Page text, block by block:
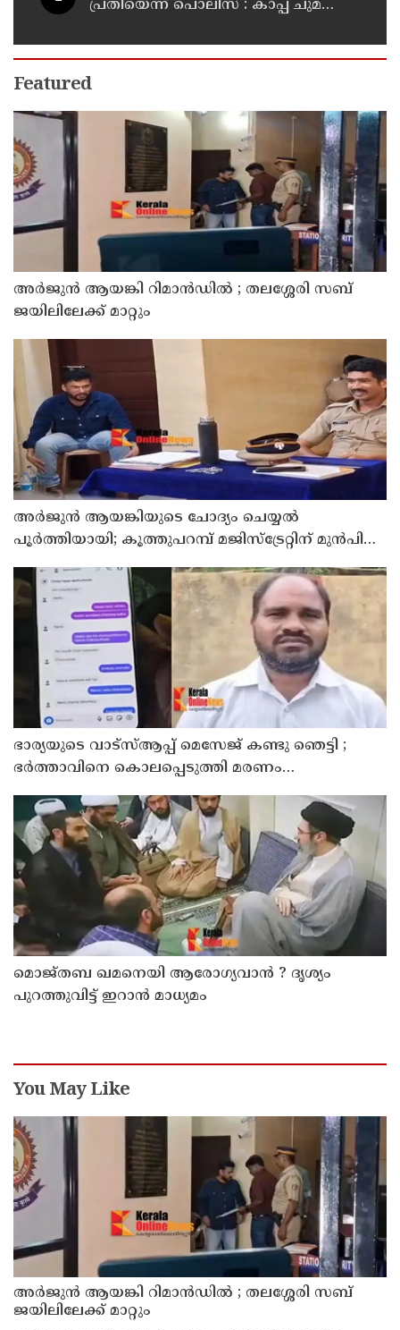
പ്രതിയെന്ന് പൊലിസ് : കാപ്പ ചുമത്തി
Featured
അര്‍ജുന്‍ ആയങ്കി റിമാന്‍ഡില്‍ ; തലശ്ശേരി സബ്
ജയിലിലേക്ക് മാറ്റും
അര്‍ജുന്‍ ആയങ്കിയുടെ ചോദ്യം ചെയ്യല്‍
പൂര്‍ത്തിയായി; കൂത്തുപറമ്പ് മജിസ്ട്രേറ്റിന് മുൻപില്‍
ഹാജരാക്കും
ഭാര്യയുടെ വാട്സ്ആപ്പ് മെസേജ് കണ്ടു ഞെട്ടി ;
ഭര്‍ത്താവിനെ കൊലപ്പെടുത്തി മരണം
റോഡപകടമാക്കി മാറ്റാന്‍ കാമുകനുമായി
പദ്ധതിയിട്ട യുവതിയും സുഹൃത്തും ഒളിവില്‍
മൊജ്തബ ഖമനെയി ആരോഗ്യവാന്‍ ? ദൃശ്യം
പുറത്തുവിട്ട് ഇറാന്‍ മാധ്യമം
You May Like
അര്‍ജുന്‍ ആയങ്കി റിമാന്‍ഡില്‍ ; തലശ്ശേരി സബ്
ജയിലിലേക്ക് മാറ്റും